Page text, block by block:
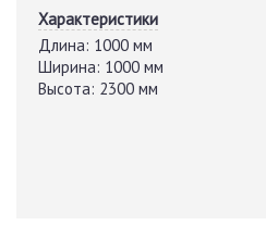
Характеристики
Длина: 1000 мм
Ширина: 1000 мм
Высота: 2300 мм